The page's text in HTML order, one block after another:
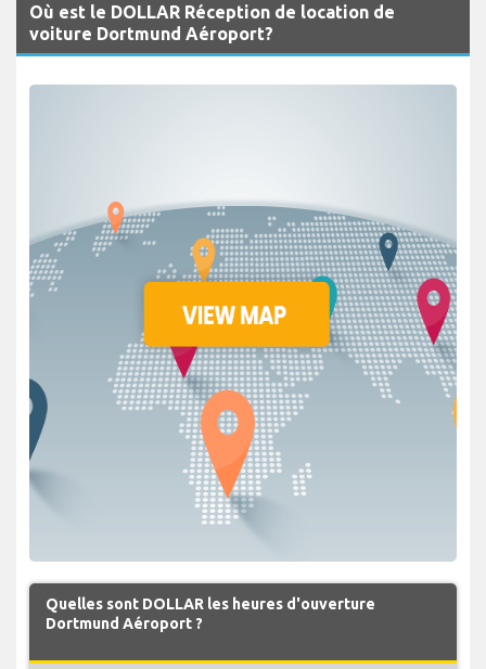
Où est le DOLLAR Réception de location de
voiture Dortmund Aéroport?
Quelles sont DOLLAR les heures d'ouverture
Dortmund Aéroport ?